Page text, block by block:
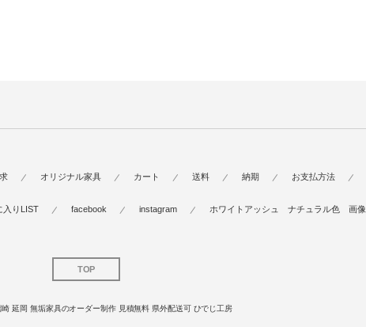
オリジナル家具 カート 送料 納期 お支払方法
入りLIST facebook instagram ホワイトアッシュ ナチュラル色 画像
TOP
崎 延岡 無垢家具のオーダー制作 見積無料 県外配送可 ひでじ工房